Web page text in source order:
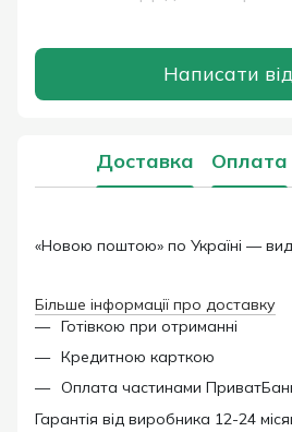
Написати
Доставка Оплата
«Новою поштою» по Україні — вид
Більше інформації про доставку
Готівкою при отриманні
Кредитною карткою
Оплата частинами
Гарантія від виробника 12-24